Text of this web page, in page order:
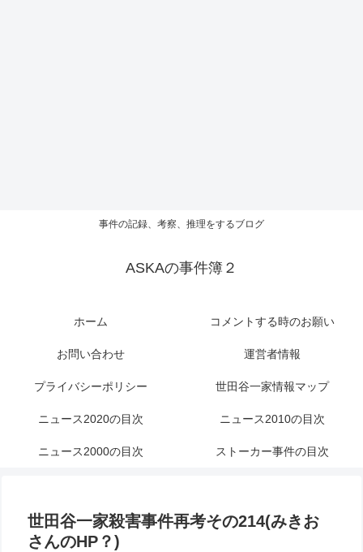
事件の記録、考察、推理をするブログ
ASKAの事件簿２
ホーム コメントする時のお願い
お問い合わせ 運営者情報
プライバシーポリシー 世田谷一家情報マップ
ニュース2020の目次 ニュース2010の目次
ニュース2000の目次 ストーカー事件の目次
世田谷一家殺害事件再考その214(みきお
さんのHP？)